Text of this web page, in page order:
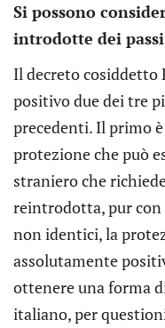
Si possono
introdotte dei
Il decreto cosiddetto
positivo due dei tre
precedenti. Il primo
protezione che può
straniero che
reintrodotta, pur
non identici, la
assolutamente
ottenere una forma
italiano, per